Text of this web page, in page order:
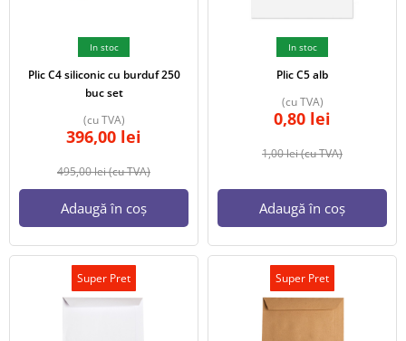
In stoc
Plic C4 siliconic cu burduf 250
buc set
495,00lei(cu TVA)
396,00 lei
(cu TVA)
Adaugă în coș
In stoc
Plic C5 alb
1,00lei(cu TVA)
0,80 lei
(cu TVA)
Adaugă în coș
Super Pret Super Pret